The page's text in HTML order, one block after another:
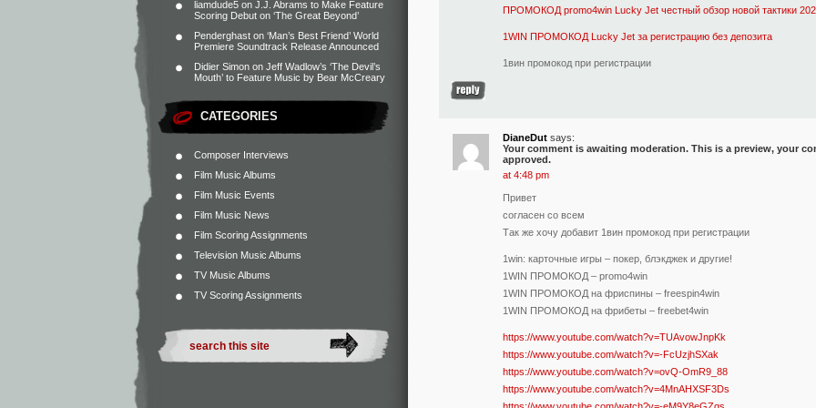
liamdude5 on J.J. Abrams to Make Feature
Scoring Debut on ‘The Great Beyond’
Penderghast on ‘Man’s Best Friend’ World
Premiere Soundtrack Release Announced
Didier Simon on Jeff Wadlow’s ‘The Devil’s
Mouth’ to Feature Music by Bear McCreary
CATEGORIES
Composer Interviews
Film Music Albums
Film Music Events
Film Music News
Film Scoring Assignments
Television Music Albums
TV Music Albums
TV Scoring Assignments
ПРОМОКОД promo4win Lucky Jet честный обзор новой тактики
1WIN ПРОМОКОД Lucky Jet за регистрацию без депозита
1вин промокод при регистрации
DianeDut says:
Your comment is awaiting moderation. This is a preview, your
approved.
at 4:48 pm
Привет
согласен со всем
Так же хочу добавит 1вин промокод при регистрации
1win: карточные игры – покер, блэкджек и другие!
1WIN ПРОМОКОД – promo4win
1WIN ПРОМОКОД на фриспины – freespin4win
1WIN ПРОМОКОД на фрибеты – freebet4win
https://www.youtube.com/watch?v=TUAvowJnpKk
https://www.youtube.com/watch?v=-FcUzjhSXak
https://www.youtube.com/watch?v=ovQ-OmR9_88
https://www.youtube.com/watch?v=4MnAHXSF3Ds